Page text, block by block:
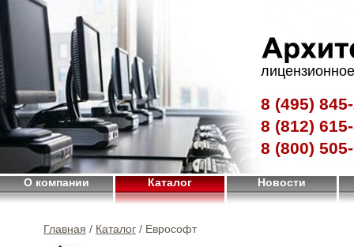
8 (495)
8 (812)
8 (800)
О компании Каталог Новости
Главная / Каталог / Еврософт